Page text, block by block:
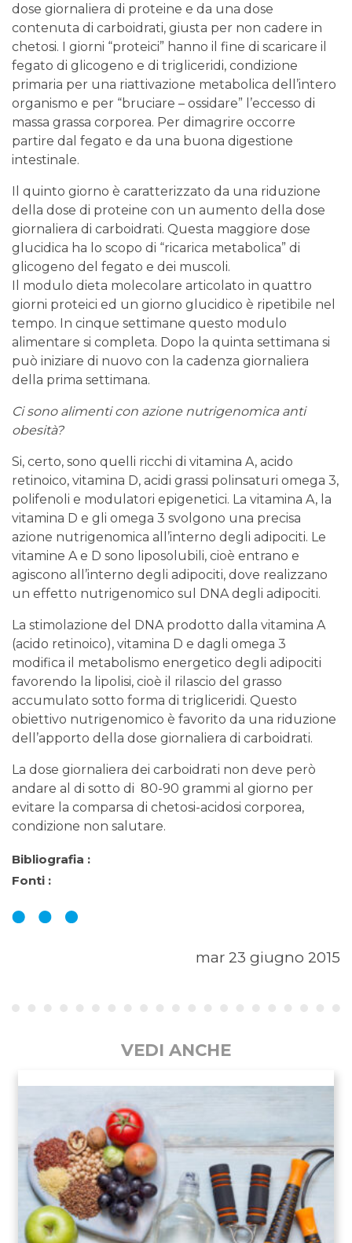
dose giornaliera di proteine e da una dose
contenuta di carboidrati, giusta per non cadere in
chetosi. I giorni “proteici” hanno il fine di scaricare il
fegato di glicogeno e di trigliceridi, condizione
primaria per una riattivazione metabolica dell’intero
organismo e per “bruciare – ossidare” l’eccesso di
massa grassa corporea. Per dimagrire occorre
partire dal fegato e da una buona digestione
intestinale.
Il quinto giorno è caratterizzato da una riduzione
della dose di proteine con un aumento della dose
giornaliera di carboidrati. Questa maggiore dose
glucidica ha lo scopo di “ricarica metabolica” di
glicogeno del fegato e dei muscoli.
Il modulo dieta molecolare articolato in quattro
giorni proteici ed un giorno glucidico è ripetibile nel
tempo. In cinque settimane questo modulo
alimentare si completa. Dopo la quinta settimana si
può iniziare di nuovo con la cadenza giornaliera
della prima settimana.
Ci sono alimenti con azione nutrigenomica anti
obesità?
Si, certo, sono quelli ricchi di vitamina A, acido
retinoico, vitamina D, acidi grassi polinsaturi omega 3,
polifenoli e modulatori epigenetici. La vitamina A, la
vitamina D e gli omega 3 svolgono una precisa
azione nutrigenomica all’interno degli adipociti. Le
vitamine A e D sono liposolubili, cioè entrano e
agiscono all’interno degli adipociti, dove realizzano
un effetto nutrigenomico sul DNA degli adipociti.
La stimolazione del DNA prodotto dalla vitamina A
(acido retinoico), vitamina D e dagli omega 3
modifica il metabolismo energetico degli adipociti
favorendo la lipolisi, cioè il rilascio del grasso
accumulato sotto forma di trigliceridi. Questo
obiettivo nutrigenomico è favorito da una riduzione
dell’apporto della dose giornaliera di carboidrati.
La dose giornaliera dei carboidrati non deve però
andare al di sotto di 80-90 grammi al giorno per
evitare la comparsa di chetosi-acidosi corporea,
condizione non salutare.
Bibliografia :
Fonti :
mar 23 giugno 2015
VEDI ANCHE